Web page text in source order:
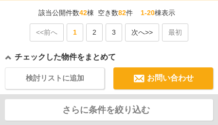
該当公開件数42棟 空き数82件1-20棟表示
<<前へ 1 2 3 次へ>> 最初
チェックした物件をまとめて
お問い合わせ
検討リストに追加
さらに条件を絞り込む